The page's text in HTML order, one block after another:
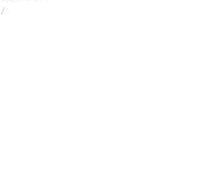
/